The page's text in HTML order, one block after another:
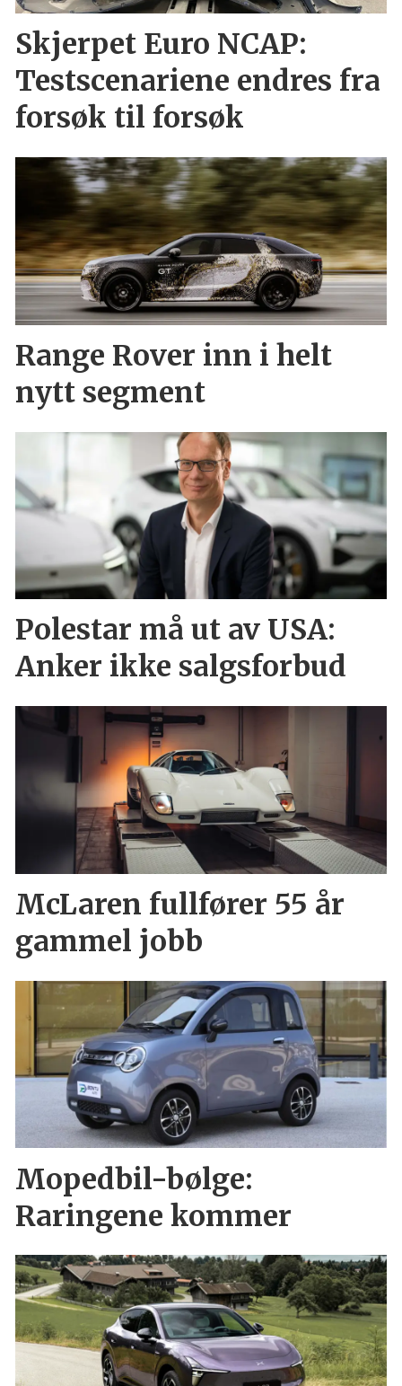
Skjerpet Euro NCAP:
Testscenariene endres fra
forsøk til forsøk
Range Rover inn i helt
nytt segment
Polestar må ut av USA:
Anker ikke salgsforbud
McLaren fullfører 55 år
gammel jobb
Mopedbil-bølge:
Raringene kommer